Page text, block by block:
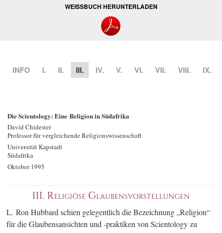
WEISSBUCH HERUNTERLADEN
INFO I. II. III. IV. V. VI. VII. VIII. IX.
Die Scientology: Eine Religion in Südafrika
David Chidester
Professor für vergleichende Religionswissenschaft
Universität Kapstadt
Südafrika
Oktober 1995
III. Religiöse Glaubensvorstellungen
L. Ron Hubbard schien gelegentlich die Bezeichnung „Religion“
für die Glaubensansichten und -praktiken von Scientology zu